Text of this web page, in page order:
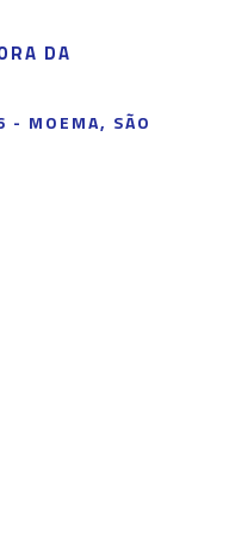
DA
- MOEMA, SÃO